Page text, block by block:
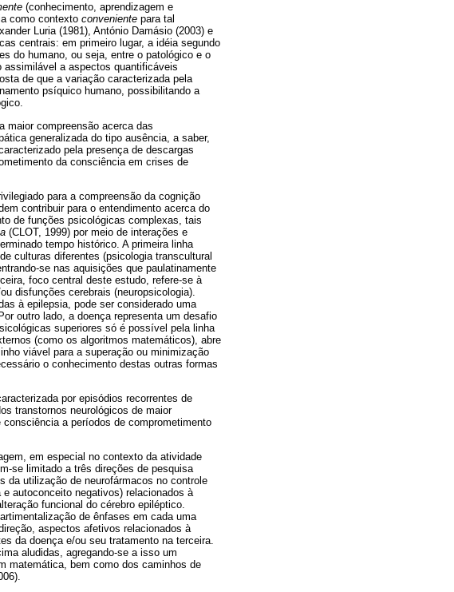
(conhecimento, aprendizagem e
como contexto conveniente para tal
Luria (1981), António Damásio (2003) e
centrais: em primeiro lugar, a idéia segundo
do humano, ou seja, entre o patológico e o
assimilável a aspectos quantificáveis
de que a variação caracterizada pela
psíquico humano, possibilitando a
maior compreensão acerca das
generalizada do tipo ausência, a saber,
pela presença de descargas
da consciência em crises de
para a compreensão da cognição
contribuir para o entendimento acerca do
de funções psicológicas complexas, tais
(CLOT, 1999) por meio de interações e
tempo histórico. A primeira linha
culturas diferentes (psicologia transcultural
se nas aquisições que paulatinamente
foco central deste estudo, refere-se à
disfunções cerebrais (neuropsicologia).
à epilepsia, pode ser considerado uma
outro lado, a doença representa um desafio
superiores só é possível pela linha
(como os algoritmos matemáticos), abre
viável para a superação ou minimização
o conhecimento destas outras formas
por episódios recorrentes de
transtornos neurológicos de maior
a períodos de comprometimento
em especial no contexto da atividade
se limitado a três direções de pesquisa
da utilização de neurofármacos no controle
autoconceito negativos) relacionados à
funcional do cérebro epiléptico.
de ênfases em cada uma
aspectos afetivos relacionados à
da doença e/ou seu tratamento na terceira.
aludidas, agregando-se a isso um
matemática, bem como dos caminhos de